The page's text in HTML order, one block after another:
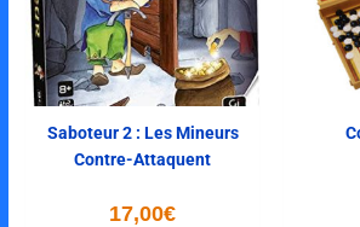
Saboteur 2 : Les Mineurs
Contre-Attaquent
17,00€